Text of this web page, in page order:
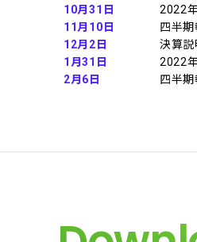
10月31日
2022
11月10日
四半
12月2日
決算説
1月31日
2022
2月6日
四半